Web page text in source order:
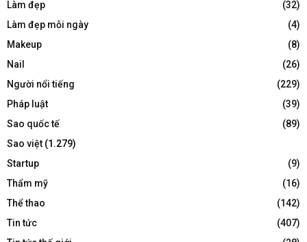
Làm đẹp
(32)
Làm đẹp mỗi ngày
(4)
Makeup
(8)
Nail
(26)
Người nổi tiếng
(229)
Pháp luật
(39)
Sao quốc tế
(89)
Sao việt (1.279)
Startup
(9)
Thẩm mỹ
(16)
Thể thao
(142)
Tin tức
(407)